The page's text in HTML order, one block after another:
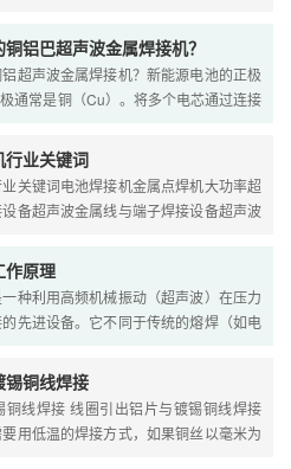
铝巴超声波金属焊接机？
超声波金属焊接机？新能源电池的正极
通常是铜（Cu）。将多个电芯通过连接
行业关键词
关键词电池焊接机金属点焊机大功率超
备超声波金属线与端子焊接设备超声波
作原理
种利用高频机械振动（超声波）在压力
先进设备。它不同于传统的熔焊（如电
锡铜线焊接
铜线焊接 线圈引出铝片与镀锡铜线焊接
用低温的焊接方式，如果铜丝以毫米为